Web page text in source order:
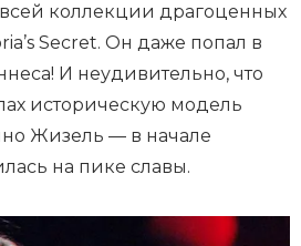
коллекции драгоценных
Secret. Он даже попал в
И неудивительно, что
историческую модель
Жизель — в начале
на пике славы.